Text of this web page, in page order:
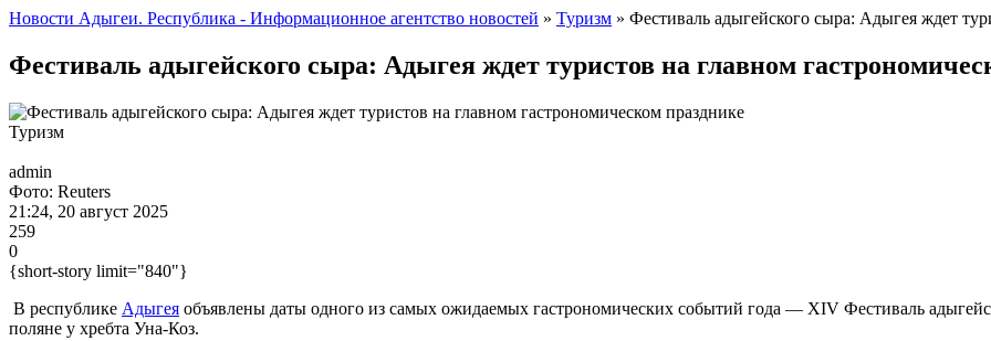
Новости Адыгеи. Республика - Информационное агентство новостей » Туризм » Фестиваль адыгейского сыра: Адыгея ждет
Фестиваль адыгейского сыра: Адыгея ждет туристов на главном
Туризм
admin
Фото: Reuters
21:24, 20 август 2025
259
0
{short-story limit="840"}
В республике Адыгея объявлены даты одного из самых ожидаемых гастрономических событий года — XIV Фестиваль
поляне у хребта Уна-Коз.